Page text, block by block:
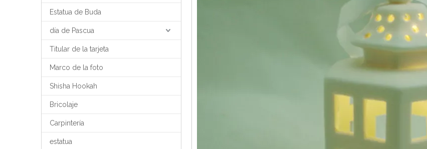
Estatua de Buda
día de Pascua
Titular de la tarjeta
Marco de la foto
Shisha Hookah
Bricolaje
Carpintería
estatua